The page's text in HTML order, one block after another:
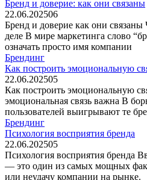
Бренд и доверие: как они связаны
22.06.202506
Бренд и доверие как они связаны
деле В мире маркетинга слово
означать просто имя компании
Брендинг
Как построить эмоциональную
22.06.202505
Как построить эмоциональную
эмоциональная связь важна В
пользователей выигрывают те
Брендинг
Психология восприятия бренда
22.06.202505
Психология восприятия бренда
— это один из самых мощных
или неудачу компании на рынке.